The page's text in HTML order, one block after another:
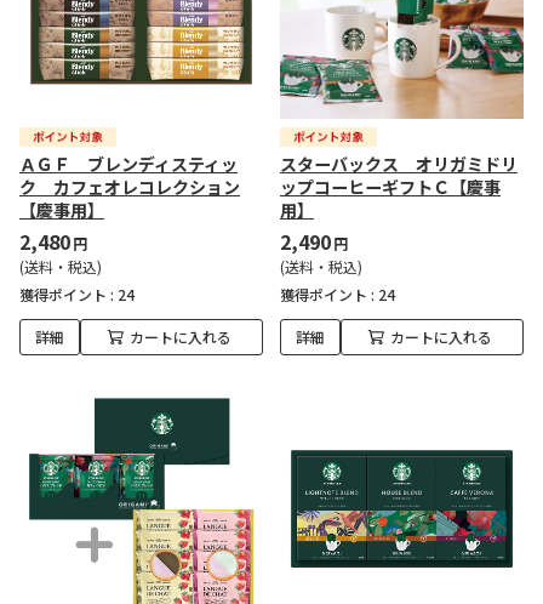
ＡＧＦ ブレンディスティッ
ク カフェオレコレクション
【慶事用】
2,480円
(送料・税込)
獲得ポイント : 24
詳細 カートに入れる
スターバックス オリガミドリ
ップコーヒーギフトＣ【慶事
用】
2,490円
(送料・税込)
獲得ポイント : 24
詳細 カートに入れる